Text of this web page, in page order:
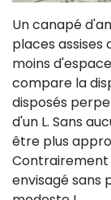
Un canapé
places
moins
compare la
disposés
d'un L. Sans
être plus
Contrairement
envisagé sans